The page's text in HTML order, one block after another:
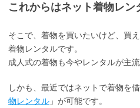
これからはネット着物レン
そこで、着物を買いたいけど、買
着物レンタルです。
成人式の着物も今やレンタルが主流
しかも、最近ではネットで着物を
物レンタル 」が可能です。